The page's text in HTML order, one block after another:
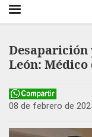
Desaparición
León:
08 de febrero de